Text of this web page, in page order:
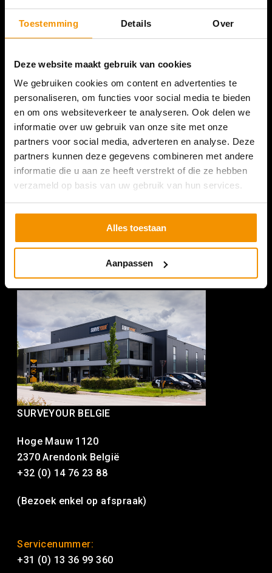
Toestemming Details Over
Deze website maakt gebruik van cookies
We gebruiken cookies om content en advertenties te
personaliseren, om functies voor social media te bieden
en om ons websiteverkeer te analyseren. Ook delen we
informatie over uw gebruik van onze site met onze
partners voor social media, adverteren en analyse. Deze
partners kunnen deze gegevens combineren met andere
informatie die u aan ze heeft verstrekt of die ze hebben
verzameld op basis van uw gebruik van hun services.
Alles toestaan
Aanpassen
SURVEYOUR NEDERLAND
5349 AL Oss
+31 (0) 412 74 80 27
SURVEYOUR BELGIE
Hoge Mauw 1120
2370 Arendonk België
+32 (0) 14 76 23 88
(Bezoek enkel op afspraak)
Servicenummer:
+31 (0) 13 36 99 360